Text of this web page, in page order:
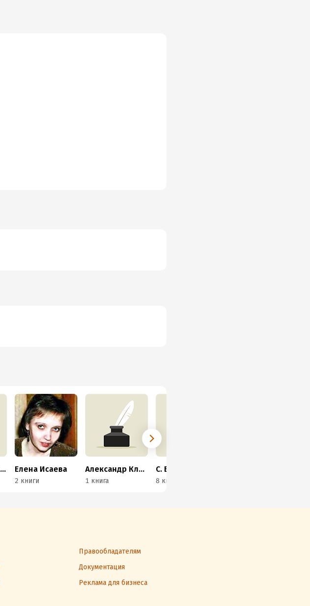
Елена Гурнакова Елена Исаева
2 книги
Александр Климов
1 книга
С. Бачило
8 книг
Правообладателям
Документация
Реклама для бизнеса